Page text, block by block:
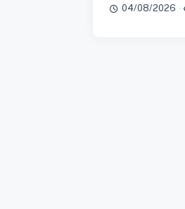
04/08/2026 ·